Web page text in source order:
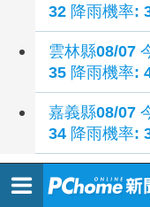
32 降雨機率:
雲林縣08/07
35 降雨機率:
嘉義縣08/07
34 降雨機率: